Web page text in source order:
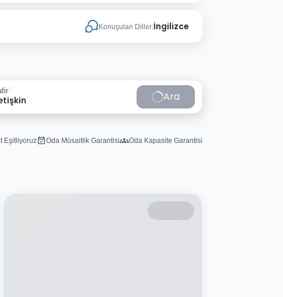
Konuşulan Diller:İngilizce
Ara
Eşitliyoruz Oda Müsaitlik Garantisi Oda Kapasite Garantisi